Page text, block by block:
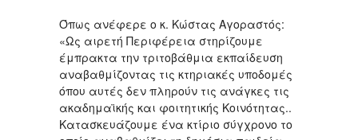
Όπως ανέφερε ο κ. Κώστας Αγοραστός:
«Ως αιρετή Περιφέρεια στηρίζουμε
έμπρακτα την τριτοβάθμια εκπαίδευση
αναβαθμίζοντας τις κτηριακές υποδομές
όπου αυτές δεν πληρούν τις ανάγκες τις
ακαδημαϊκής και φοιτητικής Κοινότητας..
Κατασκευάζουμε ένα κτίριο σύγχρονο το